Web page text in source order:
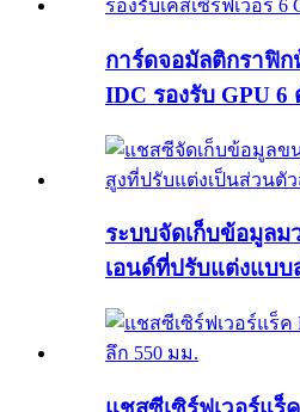
การ์ดจอมัลติกราฟิก
IDC รองรับ GPU 6
ระบบจัดเก็บข้อมูลม
เอนด์ที่ปรับแต่งแบบ